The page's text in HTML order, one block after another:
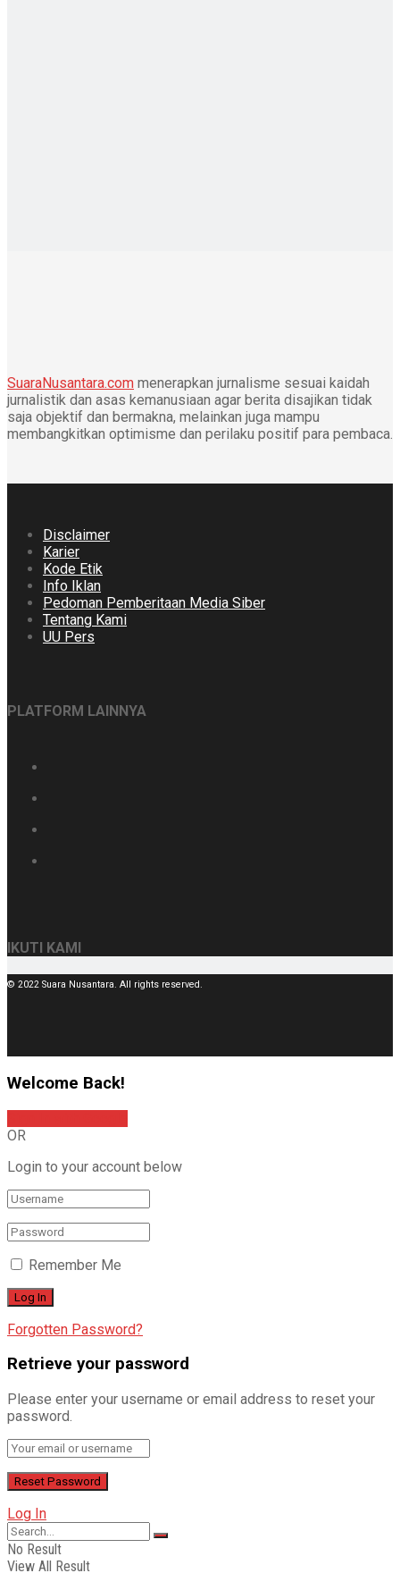
SuaraNusantara.com menerapkan jurnalisme sesuai kaidah
jurnalistik dan asas kemanusiaan agar berita disajikan tidak
saja objektif dan bermakna, melainkan juga mampu
membangkitkan optimisme dan perilaku positif para pembaca.
Disclaimer
Karier
Kode Etik
Info Iklan
Pedoman Pemberitaan Media Siber
Tentang Kami
UU Pers
PLATFORM LAINNYA
IKUTI KAMI
© 2022 Suara Nusantara. All rights reserved.
Welcome Back!
OR
Login to your account below
Remember Me
Forgotten Password?
Retrieve your password
Please enter your username or email address to reset your
password.
Log In
No Result
View All Result